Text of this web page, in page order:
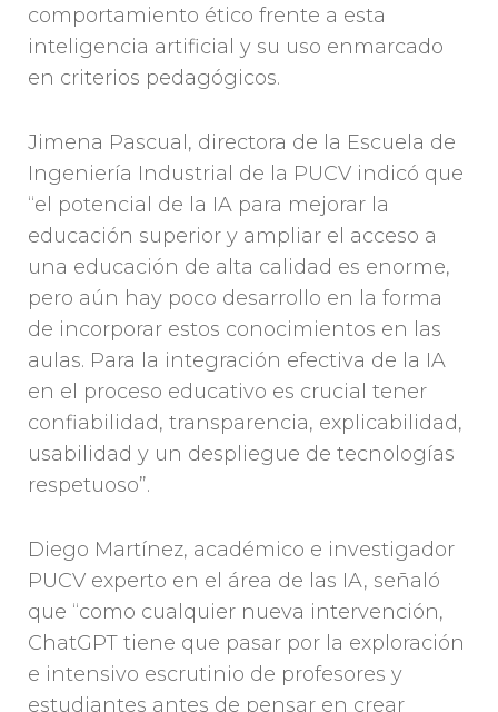
comportamiento ético frente a esta
inteligencia artificial y su uso enmarcado
en criterios pedagógicos.
Jimena Pascual, directora de la Escuela de
Ingeniería Industrial de la PUCV indicó que
“el potencial de la IA para mejorar la
educación superior y ampliar el acceso a
una educación de alta calidad es enorme,
pero aún hay poco desarrollo en la forma
de incorporar estos conocimientos en las
aulas. Para la integración efectiva de la IA
en el proceso educativo es crucial tener
confiabilidad, transparencia, explicabilidad,
usabilidad y un despliegue de tecnologías
respetuoso”.
Diego Martínez, académico e investigador
PUCV experto en el área de las IA, señaló
que “como cualquier nueva intervención,
ChatGPT tiene que pasar por la exploración
e intensivo escrutinio de profesores y
estudiantes antes de pensar en crear